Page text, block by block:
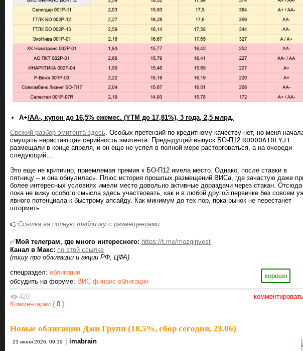
A+/AA-, купон до 16,5% ежемес. (YTM до 17,81%), 3 года, 2,5 млрд.
Свежий разбор эмитента здесь. Особых претензий по кредитному качеству нет, но меня
смущать нарастающая серийность эмитента. Предыдущий выпуск БО-П12 RU000A10EYJ1
размещали в конце апреля, и он еще не успел в полной мере расторговаться, а на очереди
следующий…
Это еще не критично, приемлемая премия к БО-П12 имела место. Однако, после ставки в
пятницу – и она обнулилась. Плюс история прошлых размещений ВИСа, где зачастую даже
более интересных условиях имели место довольно активные дораздачи через стакан. Отсюда
пока не вижу особого смысла здесь участвовать, как и в любой другой первичке без совсем
явного потенциала к быстрому апсайду. Как минимум до тех пор, пока рынок не перестанет
штормить
👉Ссылка на полную табличку с размещениями
✅Мой телеграм, где много интересного: https://t.me/mozginvest
Канал в Макс: по этой ссылке
(пишу про облигации и акции РФ, ЦФА)
хорошо
спецраздел: облигации
обсудить на форуме: ВИС финанс облигации
комментировать
420
Комментарии ( 0 )
Новые облигации Джи Групп (18,5%, сбор сегодня, 23.06)
23 июня 2026, 09:19 imabrain